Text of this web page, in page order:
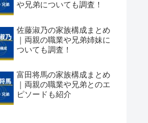
や兄弟についても調査！
佐藤淑乃の家族構成まとめ
｜両親の職業や兄弟姉妹に
ついても調査！
富田将馬の家族構成まとめ
｜両親の職業や兄弟とのエ
ピソードも紹介